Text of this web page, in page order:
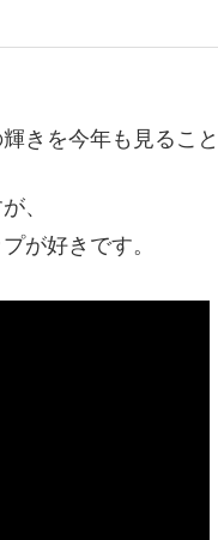
きを今年も見ること
、
が好きです。